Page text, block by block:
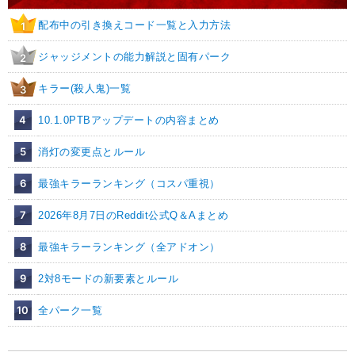
1 配布中の引き換えコード一覧と入力方法
2 ジャッジメントの能力解説と固有パーク
3 キラー(殺人鬼)一覧
4 10.1.0PTBアップデートの内容まとめ
5 消灯の変更点とルール
6 最強キラーランキング（コスパ重視）
7 2026年8月7日のReddit公式Q＆Aまとめ
8 最強キラーランキング（全アドオン）
9 2対8モードの新要素とルール
10 全パーク一覧